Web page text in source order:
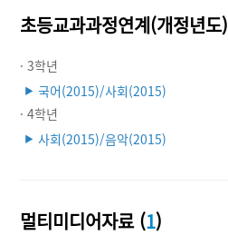
초등교과과정연계(개정년도)
· 3학년
▶ 국어(2015)/사회(2015)
· 4학년
▶ 사회(2015)/음악(2015)
멀티미디어자료 (1)